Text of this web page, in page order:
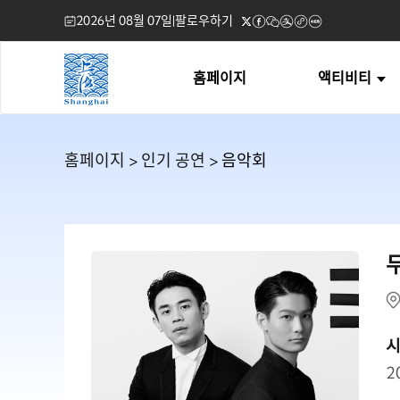
2026년 08월 07일|팔로우하기
홈페이지 액티비티
홈페이지 > 인기 공연 > 음악회